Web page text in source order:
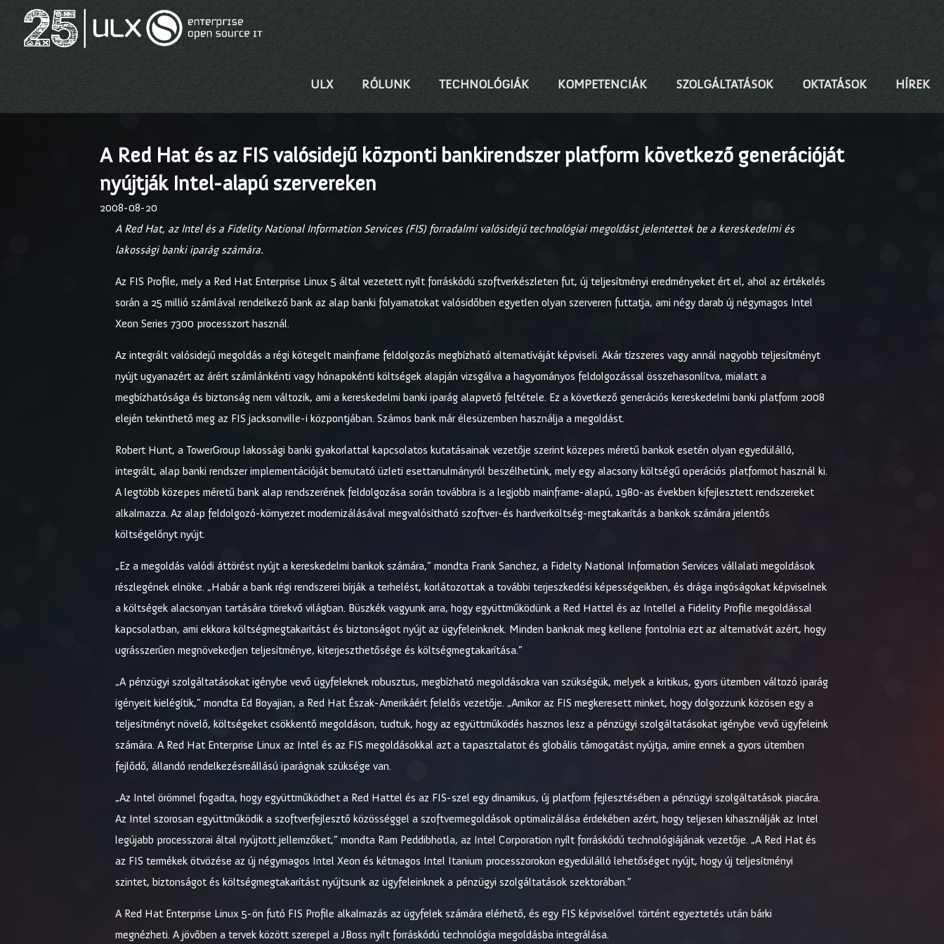
ULX RÓLUNK TECHNOLÓGIÁK KOMPETENCIÁK SZOLGÁLTATÁSOK OKTATÁSOK HÍREK
A Red Hat és az FIS valósidejű központi bankirendszer platform következő generációját
nyújtják Intel-alapú szervereken
2008-08-20
A Red Hat, az Intel és a Fidelity National Information Services (FIS) forradalmi valósidejű technológiai megoldást jelentettek be a kereskedelmi és
lakossági banki iparág számára.
Az FIS Profile, mely a Red Hat Enterprise Linux 5 által vezetett nyílt forráskódú szoftverkészleten fut, új teljesítményi eredményeket ért el, ahol az értékelés
során a 25 millió számlával rendelkező bank az alap banki folyamatokat valósidőben egyetlen olyan szerveren futtatja, ami négy darab új négymagos Intel
Xeon Series 7300 processzort használ.
Az integrált valósidejű megoldás a régi kötegelt mainframe feldolgozás megbízható alternatíváját képviseli. Akár tízszeres vagy annál nagyobb teljesítményt
nyújt ugyanazért az árért számlánkénti vagy hónapokénti költségek alapján vizsgálva a hagyományos feldolgozással összehasonlítva, mialatt a
megbízhatósága és biztonság nem változik, ami a kereskedelmi banki iparág alapvető feltétele. Ez a következő generációs kereskedelmi banki platform 2008
elején tekinthető meg az FIS jacksonville-i központjában. Számos bank már élesüzemben használja a megoldást.
Robert Hunt, a TowerGroup lakossági banki gyakorlattal kapcsolatos kutatásainak vezetője szerint közepes méretű bankok esetén olyan egyedülálló,
integrált, alap banki rendszer implementációját bemutató üzleti esettanulmányról beszélhetünk, mely egy alacsony költségű operációs platformot használ ki.
A legtöbb közepes méretű bank alap rendszerének feldolgozása során továbbra is a legjobb mainframe-alapú, 1980-as években kifejlesztett rendszereket
alkalmazza. Az alap feldolgozó-környezet modernizálásával megvalósítható szoftver-és hardverköltség-megtakarítás a bankok számára jelentős
költségelőnyt nyújt.
„Ez a megoldás valódi áttörést nyújt a kereskedelmi bankok számára,” mondta Frank Sanchez, a Fidelty National Information Services vállalati megoldások
részlegének elnöke. „Habár a bank régi rendszerei bírják a terhelést, korlátozottak a további terjeszkedési képességeikben, és drága ingóságokat képviselnek
a költségek alacsonyan tartására törekvő világban. Büszkék vagyunk arra, hogy együttműködünk a Red Hattel és az Intellel a Fidelity Profile megoldással
kapcsolatban, ami ekkora költségmegtakarítást és biztonságot nyújt az ügyfeleinknek. Minden banknak meg kellene fontolnia ezt az alternatívát azért, hogy
ugrásszerűen megnövekedjen teljesítménye, kiterjeszthetősége és költségmegtakarítása.”
„A pénzügyi szolgáltatásokat igénybe vevő ügyfeleknek robusztus, megbízható megoldásokra van szükségük, melyek a kritikus, gyors ütemben változó iparág
igényeit kielégítik,” mondta Ed Boyajian, a Red Hat Észak-Amerikáért felelős vezetője. „Amikor az FIS megkeresett minket, hogy dolgozzunk közösen egy a
teljesítményt növelő, költségeket csökkentő megoldáson, tudtuk, hogy az együttműködés hasznos lesz a pénzügyi szolgáltatásokat igénybe vevő ügyfeleink
számára. A Red Hat Enterprise Linux az Intel és az FIS megoldásokkal azt a tapasztalatot és globális támogatást nyújtja, amire ennek a gyors ütemben
fejlődő, állandó rendelkezésreállású iparágnak szüksége van.
„Az Intel örömmel fogadta, hogy együttműködhet a Red Hattel és az FIS-szel egy dinamikus, új platform fejlesztésében a pénzügyi szolgáltatások piacára.
Az Intel szorosan együttműködik a szoftverfejlesztő közösséggel a szoftvermegoldások optimalizálása érdekében azért, hogy teljesen kihasználják az Intel
legújabb processzorai által nyújtott jellemzőket,” mondta Ram Peddibhotla, az Intel Corporation nyílt forráskódú technológiájának vezetője. „A Red Hat és
az FIS termékek ötvözése az új négymagos Intel Xeon és kétmagos Intel Itanium processzorokon egyedülálló lehetőséget nyújt, hogy új teljesítményi
szintet, biztonságot és költségmegtakarítást nyújtsunk az ügyfeleinknek a pénzügyi szolgáltatások szektorában.”
A Red Hat Enterprise Linux 5-ön futó FIS Profile alkalmazás az ügyfelek számára elérhető, és egy FIS képviselővel történt egyeztetés után bárki
megnézheti. A jövőben a tervek között szerepel a JBoss nyílt forráskódú technológia megoldásba integrálása.